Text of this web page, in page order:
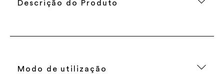
Descrição do Produto
Modo de utilização